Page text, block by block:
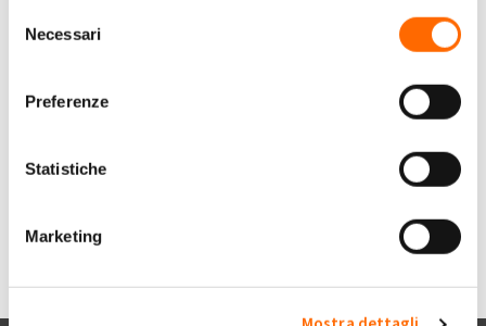
delNecessari
Preferenze
Statistiche
Marketing
per SSP, possono revocarlo unilateralmente e passarmi al ritiro dedicato,
per inserire commenti.